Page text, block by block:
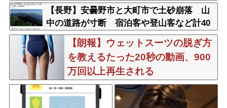
係が保てず夫婦を続けるのは無理」
【長野】安曇野市と大町市で土砂崩落 山
中の道路が寸断 宿泊客や登山客など計40
0人近くが孤立か 土石流で橋が流されたと
の情報も
【朗報】ウェットスーツの脱ぎ方
を教えるたった20秒の動画、900
万回以上再生される